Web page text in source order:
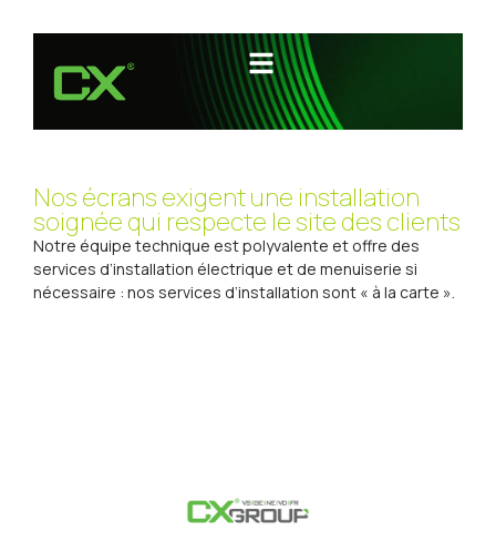
Nos écrans exigent une installation
soignée qui respecte le site des clients
Notre équipe technique est polyvalente et offre des
services d’installation électrique et de menuiserie si
nécessaire : nos services d’installation sont « à la carte ».